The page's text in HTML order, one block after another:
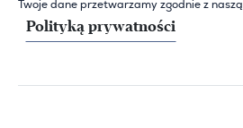
Twoje dane przetwarzamy zgodnie z naszą
Polityką prywatności